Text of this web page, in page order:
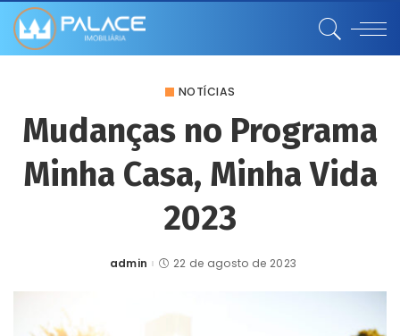
NOTÍCIAS
Mudanças no Programa
Minha Casa, Minha Vida
2023
Posted
admin 22 de agosto de 2023